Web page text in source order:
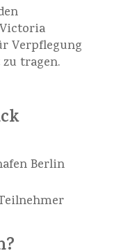
Verpflegung
tragen.
Berlin